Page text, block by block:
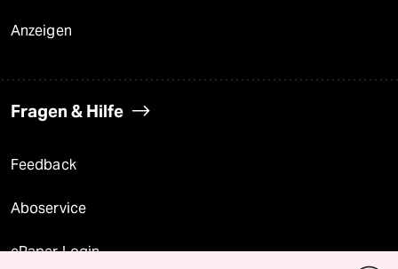
Anzeigen
Fragen & Hilfe
Feedback
Aboservice
ePaper Login